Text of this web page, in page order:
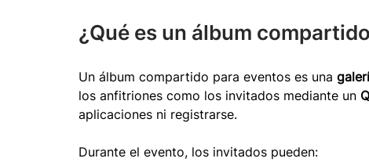
¿Qué es un álbum
Un álbum compartido para eventos es una
los anfitriones como los invitados mediante un
aplicaciones ni registrarse.
Durante el evento, los invitados pueden: